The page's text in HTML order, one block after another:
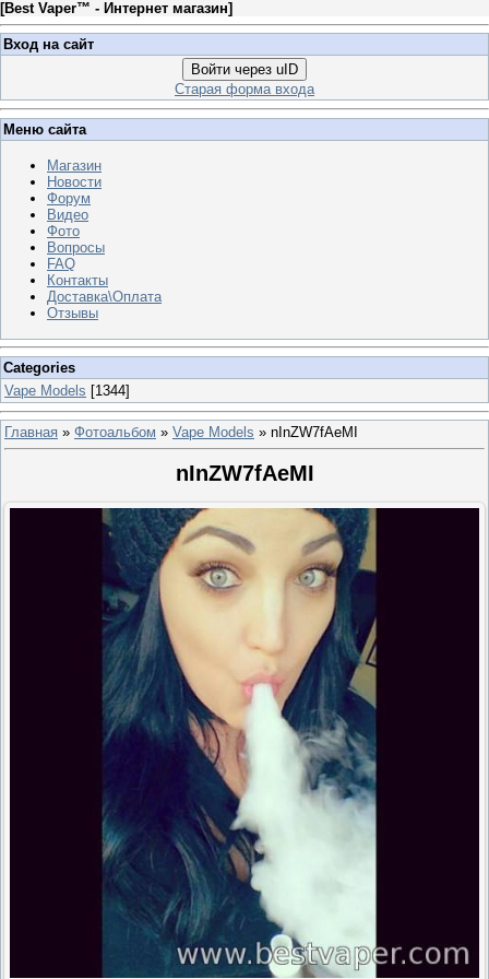
[Best Vaper™ - Интернет магазин]
Вход на сайт
Войти через uID
Старая форма входа
Меню сайта
Магазин
Новости
Форум
Видео
Фото
Вопросы
FAQ
Контакты
Доставка\Оплата
Отзывы
Categories
Vape Models [1344]
Главная » Фотоальбом » Vape Models » nInZW7fAeMI
nInZW7fAeMI